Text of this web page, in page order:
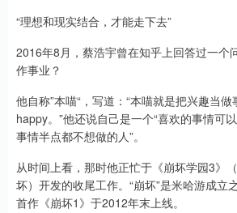
“理想和现实结合，才能走下去”
2016年8月，蔡浩宇曾在知乎上回答过一个
作事业？
他自称”本喵“，写道：“本喵就是把兴趣当
happy。”他还说自己是一个“喜欢的事情可
事情半点都不想做的人”。
从时间上看，那时他正忙于《崩坏学园3》
坏）开发的收尾工作。“崩坏”是米哈游成立
首作《崩坏1》于2012年末上线。